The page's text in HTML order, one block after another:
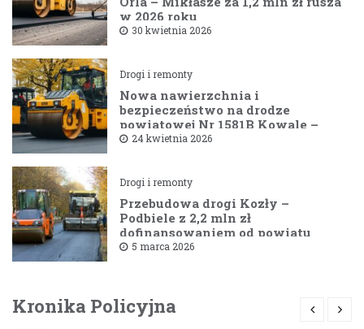
w 2026 roku
30 kwietnia 2026
Drogi i remonty
Nowa nawierzchnia i
bezpieczeństwo na drodze
powiatowej Nr 1581B Kowale –
Filipy
24 kwietnia 2026
Drogi i remonty
Przebudowa drogi Kozły –
Podbiele z 2,2 mln zł
dofinansowaniem od powiatu
bielskiego
5 marca 2026
Kronika Policyjna